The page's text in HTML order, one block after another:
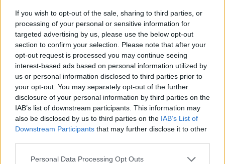
If you wish to opt-out of the sale, sharing to third parties, or
processing of your personal or sensitive information for
targeted advertising by us, please use the below opt-out
section to confirm your selection. Please note that after your
opt-out request is processed you may continue seeing
interest-based ads based on personal information utilized by
us or personal information disclosed to third parties prior to
your opt-out. You may separately opt-out of the further
disclosure of your personal information by third parties on the
IAB’s list of downstream participants. This information may
also be disclosed by us to third parties on the IAB’s List of
Downstream Participants that may further disclose it to other
Please note that this website/app uses one or more Google
Personal Data Processing Opt Outs
l’uomo si è dovuto sottoporre a un delicato
intervento chirurgico.“Abbiamo eseguito i primi
controlli sul passato della vittima e non è emerso
nulla di significativo. Continueremo a indagare”
hanno dichiarato i militari. Non è esclusa nessuna
pista per il movente dell’agguato avvenuto in una
delle piazze dello spaccio più ‘calde’ di Roma.
CALCIO – UFFICIALE: LA AS ROMA HA UN NUOVO
PRESIDENTE
Precedente Successiva